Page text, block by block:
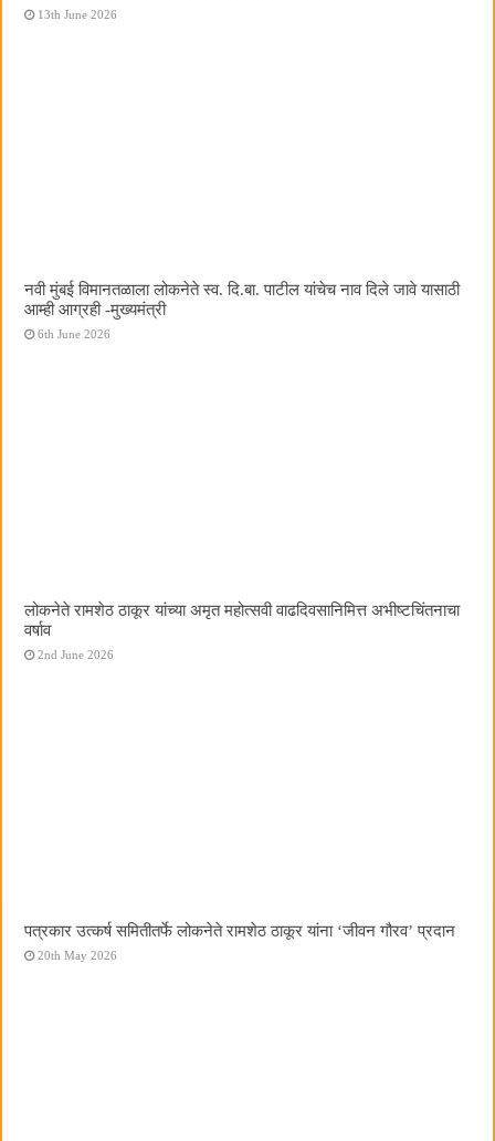
13th June 2026
नवी मुंबई विमानतळाला लोकनेते स्व. दि.बा. पाटील यांचेच नाव दिले जावे यासाठी
आम्ही आग्रही -मुख्यमंत्री
6th June 2026
लोकनेते रामशेठ ठाकूर यांच्या अमृत महोत्सवी वाढदिवसानिमित्त अभीष्टचिंतनाचा
वर्षाव
2nd June 2026
पत्रकार उत्कर्ष समितीतर्फे लोकनेते रामशेठ ठाकूर यांना ‌‘जीवन गौरव‌’ प्रदान
20th May 2026